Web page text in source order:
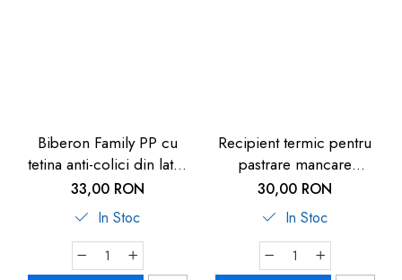
Biberon Family PP cu
tetina anti-colici din latex
natural, 250 ml, de la 6
luni, debit mediu (M), nip
35007
33,00 RON
In Stoc
Recipient termic pentru
pastrare mancare
bebelusi U-Grow, 820 ml
30,00 RON
In Stoc